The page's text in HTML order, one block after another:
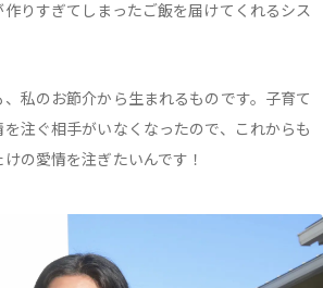
りすぎてしまったご飯を届けてくれるシス
私のお節介から生まれるものです。子育て
注ぐ相手がいなくなったので、これからも
の愛情を注ぎたいんです！